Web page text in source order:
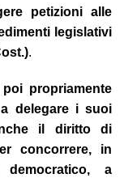
petizioni alle
legislativi
.
propriamente
delegare i suoi
il diritto di
concorrere, in
a